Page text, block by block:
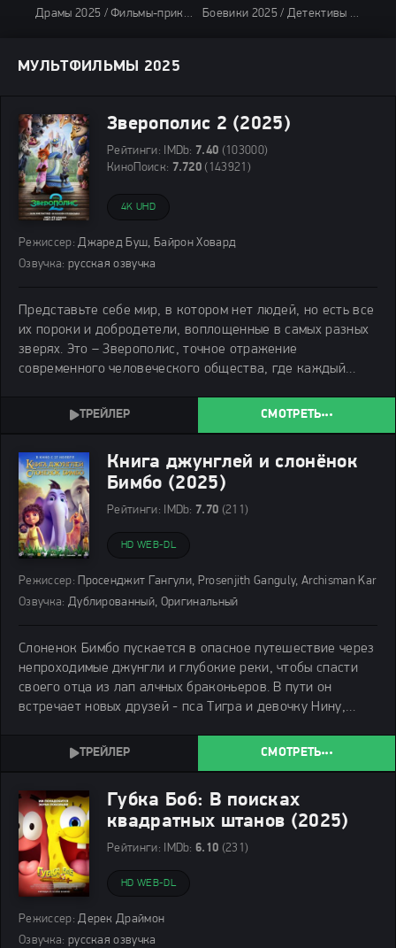
Драмы 2025 / Фильмы-приключения 2025 / Фэнтези 2025 / Зарубежные фильмы 2025 / Мультфильмы 2025 / Фильмы 2025 / Новинки кино 2025 / Последние фильмы 2025 / Популярные фильмы / Смотреть фильмы онлайн Боевики 2025 / Детективы 2025 / Комедии 2025 / Криминальные фильмы 2025 / Фильмы-приключения 2025 / Мультфильмы 2025 / Новинки кино 2025 / Последние фильмы 2025 / Фильмы осени 2025 / Зарубежные фильмы 2025 / Фильмы 2025 / Популярные фильмы / Фильмы 4K / Смотреть фильмы онлайн
МУЛЬТФИЛЬМЫ 2025
Зверополис 2 (2025)
Рейтинги: IMDb: 7.40 (103000)
КиноПоиск: 7.720 (143921)
4K UHD
Режиссер: Джаред Буш, Байрон Ховард
Озвучка: русская озвучка
Представьте себе мир, в котором нет людей, но есть все
их пороки и добродетели, воплощенные в самых разных
зверях. Это – Зверополис, точное отражение
современного человеческого общества, где каждый
обитателями. Здесь есть место и для роскошных
СМОТРЕТЬ
Книга джунглей и слонёнок
Бимбо (2025)
Рейтинги: IMDb: 7.70 (211)
HD WEB-DL
Режиссер: Просенджит Гангули, Prosenjith Ganguly, Archisman Kar
Озвучка: Дублированный, Оригинальный
Слоненок Бимбо пускается в опасное путешествие через
непроходимые джунгли и глубокие реки, чтобы спасти
своего отца из лап алчных браконьеров. В пути он
встречает новых друзей - пса Тигра и девочку Нину,
необыкновенные способности и вернуть отца.
СМОТРЕТЬ
Губка Боб: В поисках
квадратных штанов (2025)
Рейтинги: IMDb:6.10 (231)
HD WEB-DL
Режиссер: Дерек Драймон
Озвучка: русская озвучка